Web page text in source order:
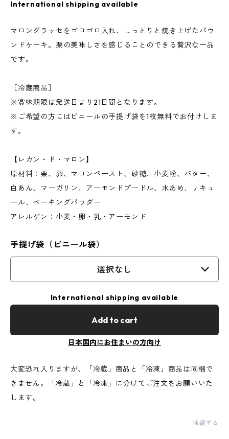
International shipping available
マロングラッセをゴロゴロ入れ、しっとりと焼き上げたパウ
ンドケーキ。栗の美味しさを感じることのできる贅沢な一品
です。
［冷蔵商品］
※賞味期限は発送日より21日間となります。
※ご希望の方にはビニールの手提げ袋を1枚無料でお付けしま
す。
【レカン・ド・マロン】
原材料：栗、卵、マロンペースト、砂糖、小麦粉、バター、
白あん、マーガリン、アーモンドプードル、水あめ、リキュ
ール、ベーキングパウダー
アレルゲン：小麦・卵・乳・アーモンド
手提げ袋（ビニール袋）
選択なし
International shipping available
Add to cart
日本国内にお住まいの方向け
大変恐れ入りますが、「冷蔵」商品と「冷凍」商品は同梱で
きません。「冷蔵」と「冷凍」に分けてご注文をお願いいた
します。
通報する